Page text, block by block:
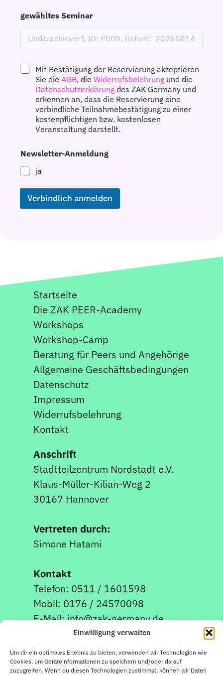
Einwilligung verwalten
Um dir ein optimales Erlebnis zu bieten, verwenden wir Technologien wie
Cookies, um Geräteinformationen zu speichern und/oder darauf
zuzugreifen. Wenn du diesen Technologien zustimmst, können wir Daten
gewähltes Seminar
z
g
Mit Bestätigung der Reservierung akzeptieren
Sie die AGB, die Widerrufsbelehrung und die
Datenschutzerklärung des ZAK Germany und
erkennen an, dass die Reservierung eine
verbindliche Teilnahmebestätigung zu einer
kostenpflichtigen bzw. kostenlosen
Veranstaltung darstellt.
Newsletter-Anmeldung
ja
Verbindlich anmelden
Startseite
Die ZAK PEER-Academy
Workshops
Workshop-Camp
Beratung für Peers und Angehörige
Allgemeine Geschäftsbedingungen
Datenschutz
Impressum
Widerrufsbelehrung
Kontakt
Anschrift
Stadtteilzentrum Nordstadt e.V.
Klaus-Müller-Kilian-Weg 2
30167 Hannover
Vertreten durch:
Simone Hatami
Kontakt
Telefon: 0511 / 1601598
Mobil: 0176 / 24570098
E-Mail: info@zak-germany.de
Newsletter Anmeldung